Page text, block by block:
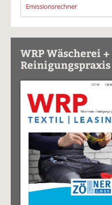
Emissionsrechner
WRP Wäscherei +
Reinigungspraxis